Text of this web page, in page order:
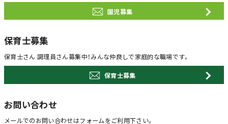
園児募集
保育士募集
保育士さん 調理員さん募集中！みんな仲良しで家庭的な職場です。
保育士募集
お問い合わせ
メールでのお問い合わせはフォームをご利用下さい。